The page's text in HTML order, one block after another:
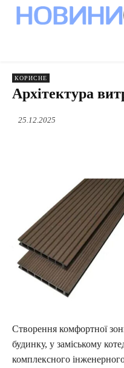
КОРИСНЕ
Архітектура
25.12.2025
Створення комфортної
будинку, у заміському
комплексного